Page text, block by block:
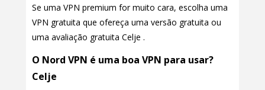
Se uma VPN premium for muito cara, escolha uma
VPN gratuita que ofereça uma versão gratuita ou
uma avaliação gratuita Celje .
O Nord VPN é uma boa VPN para usar?
Celje